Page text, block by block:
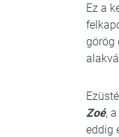
Ez a
görög
Zoé,
eddig